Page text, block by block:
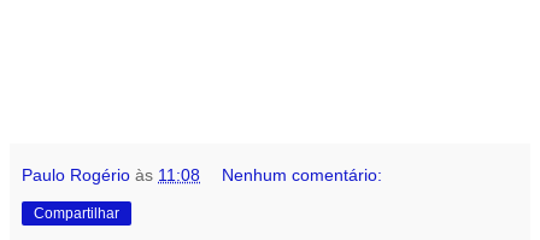
Paulo Rogério às 11:08 Nenhum comentário:
Compartilhar